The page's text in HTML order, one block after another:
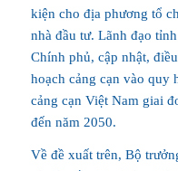
kiện cho địa phương tổ
nhà đầu tư. Lãnh đạo
Chính phủ, cập nhật,
hoạch cảng cạn vào quy
cảng cạn Việt Nam giai
đến năm 2050.
Về đề xuất trên, Bộ